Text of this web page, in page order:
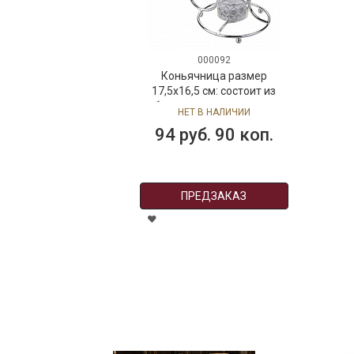
000092
Коньячница размер
17,5х16,5 см: состоит из
бокала для коньяка на
коллекция Queen Anne
НЕТ В НАЛИЧИИ
94 руб. 90 коп.
ПРЕДЗАКАЗ